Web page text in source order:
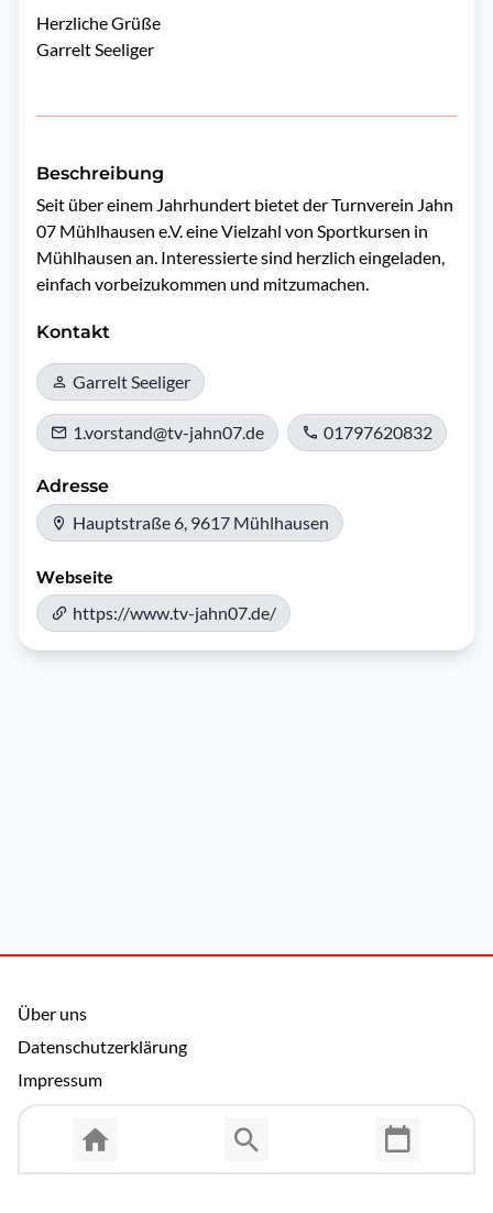
Herzliche Grüße
Garrelt Seeliger
Beschreibung
Seit über einem Jahrhundert bietet der Turnverein Jahn
07 Mühlhausen e.V. eine Vielzahl von Sportkursen in
Mühlhausen an. Interessierte sind herzlich eingeladen,
einfach vorbeizukommen und mitzumachen.
Kontakt
Garrelt Seeliger
1.vorstand@tv-jahn07.de 01797620832
Adresse
Hauptstraße 6, 9617 Mühlhausen
Webseite
https://www.tv-jahn07.de/
Über uns
Datenschutzerklärung
Impressum
Allgemeine Nutzungsbedingungen